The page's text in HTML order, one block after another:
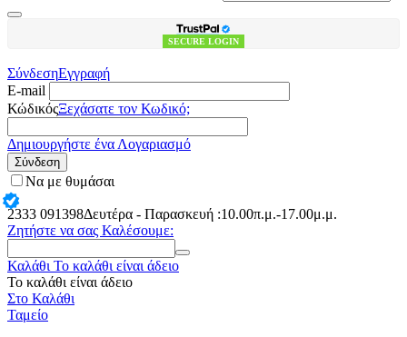
SECURE LOGIN
ΣύνδεσηΕγγραφή
E-mail
ΚώδικόςΞεχάσατε τον Κωδικό;
Δημιουργήστε ένα Λογαριασμό
Σύνδεση
Να με θυμάσαι
2333 091398Δευτέρα - Παρασκευή :10.00π.μ.-17.00μ.μ.
Ζητήστε να σας Καλέσουμε:
Καλάθι Το καλάθι είναι άδειο
Το καλάθι είναι άδειο
Στο Καλάθι
Ταμείο